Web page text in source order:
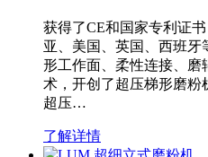
获得了CE和国家专利证
亚、美国、英国、西班
形工作面、柔性连接、磨
术，开创了超压梯形磨粉
超压…
了解详情